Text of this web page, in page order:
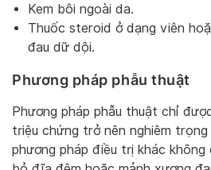
Kem bôi ngoài da.
Thuốc steroid ở dạng viên
đau dữ dội.
Phương pháp phẫu thuật
Phương pháp phẫu thuật chỉ
triệu chứng trở nên nghiêm
phương pháp điều trị khác không